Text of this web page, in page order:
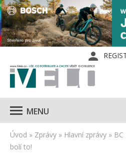
MENU
Úvod » Zprávy » Hlavní zprávy »
bolí to!